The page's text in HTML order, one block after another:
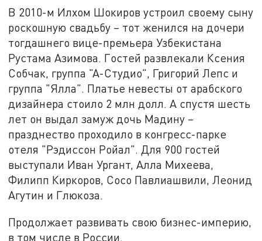
В 2010-м Илхом Шокиров устроил своему сыну
роскошную свадьбу – тот женился на дочери
тогдашнего вице-премьера Узбекистана
Рустама Азимова. Гостей развлекали Ксения
Собчак, группа "А-Студио", Григорий Лепс и
группа "Ялла". Платье невесты от арабского
дизайнера стоило 2 млн долл. А спустя шесть
лет он выдал замуж дочь Мадину –
празднество проходило в конгресс-парке
отеля "Рэдиссон Ройал". Для 900 гостей
выступали Иван Ургант, Алла Михеева,
Филипп Киркоров, Сосо Павлиашвили, Леонид
Агутин и Глюкоза.
Продолжает развивать свою бизнес-империю,
в том числе в России.